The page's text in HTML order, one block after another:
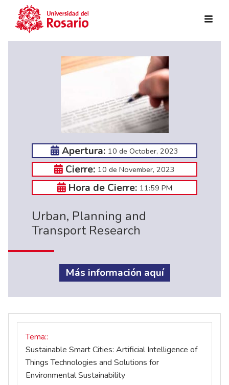
Apertura: 10 de October, 2023
Cierre: 10 de November, 2023
Hora de Cierre: 11:59 PM
Urban, Planning and
Transport Research
Más información aquí
Tema:
Sustainable Smart Cities: Artificial Intelligence of
Things Technologies and Solutions for
Environmental Sustainability